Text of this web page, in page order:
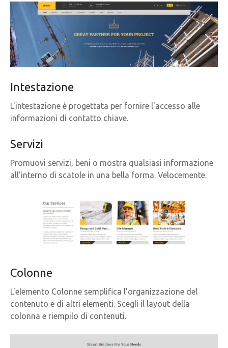
Intestazione
L'intestazione è progettata per fornire l'accesso alle
informazioni di contatto chiave.
Servizi
Promuovi servizi, beni o mostra qualsiasi informazione
all'interno di scatole in una bella forma. Velocemente.
Colonne
L'elemento Colonne semplifica l'organizzazione del
contenuto e di altri elementi. Scegli il layout della
colonna e riempilo di contenuti.